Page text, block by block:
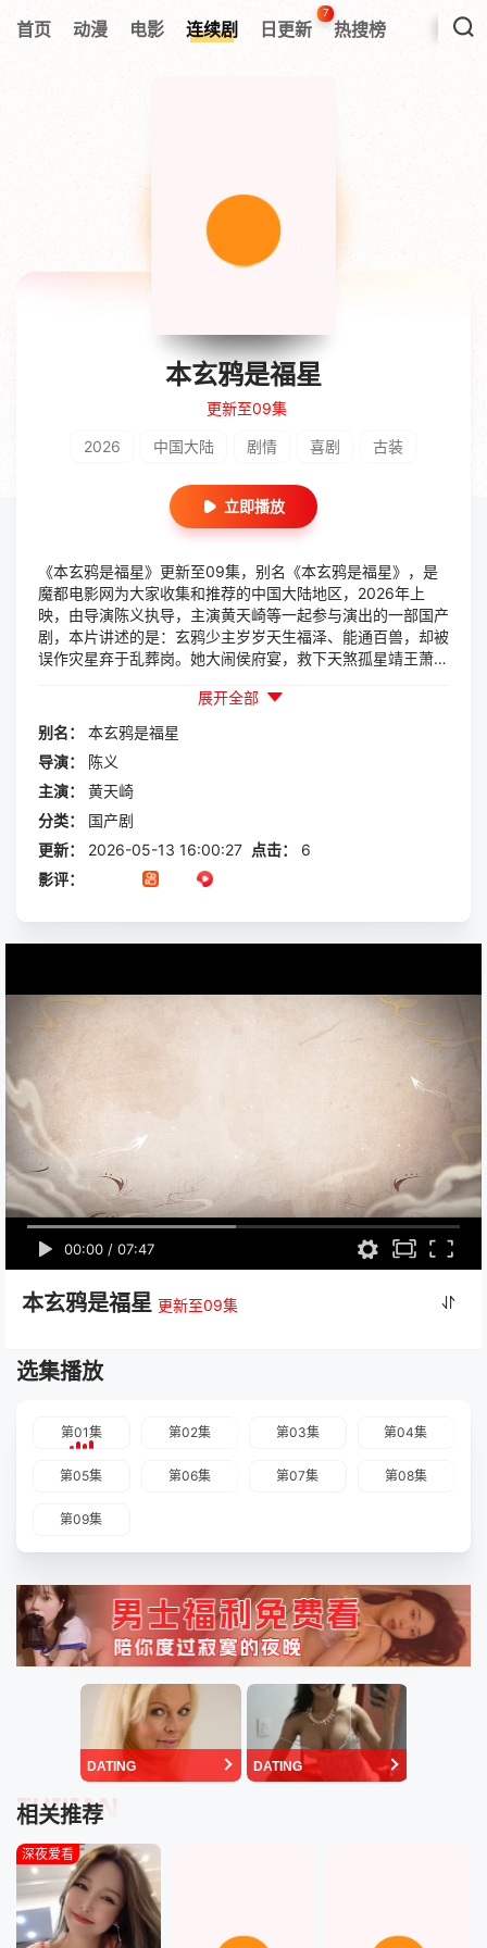
首页 动漫 电影 连续剧 日更新
7
热搜榜
本玄鸦是福星
更新至09集
2026 中国大陆 剧情 喜剧 古装
立即播放
《本玄鸦是福星》更新至09集，别名《本玄鸦是福星》，是
魔都电影网为大家收集和推荐的中国大陆地区，2026年上
映，由导演陈义执导，主演黄天崎等一起参与演出的一部国产
剧，本片讲述的是：玄鸦少主岁岁天生福泽、能通百兽，却被
误作灾星弃于乱葬岗。她大闹侯府宴，救下天煞孤星靖王萧
宫廷秘闻，助王爷重振，从乌鸦嘴逆袭成福星郡主，萌爽护爹
逆转...
展开全部
别名：
本玄鸦是福星
导演：
陈义
主演：
黄天崎
分类：
国产剧
更新：
2026-05-13 16:00:27 点击：
6
影评：
00:00 / 07:47
本玄鸦是福星 更新至09集
选集播放
第01集 第02集 第03集 第04集
第05集 第06集 第07集 第08集
第09集
DATING DATING
相关推荐
TUIJIAN
深夜爱看